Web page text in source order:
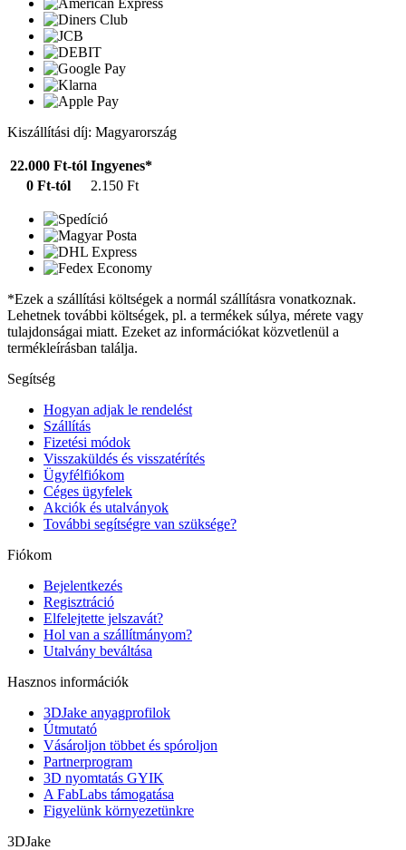
Kiszállítási díj: Magyarország
22.000 Ft-tól Ingyenes*
0 Ft-tól
2.150 Ft
*Ezek a szállítási költségek a normál szállításra vonatkoznak.
Lehetnek további költségek, pl. a termékek súlya, mérete vagy
tulajdonságai miatt. Ezeket az információkat közvetlenül a
termékleírásban találja.
Segítség
Hogyan adjak le rendelést
Szállítás
Fizetési módok
Visszaküldés és visszatérítés
Ügyfélfiókom
Céges ügyfelek
Akciók és utalványok
További segítségre van szüksége?
Fiókom
Bejelentkezés
Regisztráció
Elfelejtette jelszavát?
Hol van a szállítmányom?
Utalvány beváltása
Hasznos információk
3DJake anyagprofilok
Útmutató
Vásároljon többet és spóroljon
Partnerprogram
3D nyomtatás GYIK
A FabLabs támogatása
Figyelünk környezetünkre
3DJake